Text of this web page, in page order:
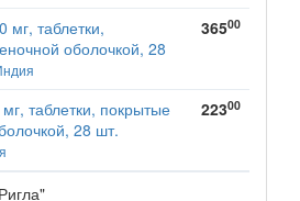
таблетки,
оболочкой, 28
36500
таблетки, покрытые
28 шт.
22300